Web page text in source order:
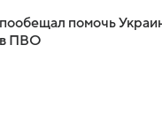
помочь
ПВО